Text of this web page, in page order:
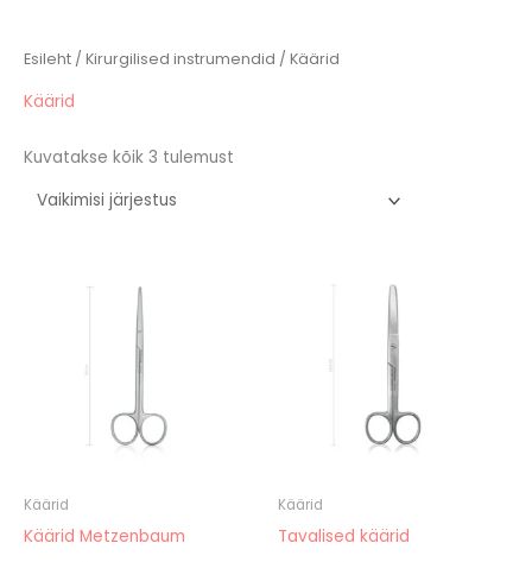
Esileht / Kirurgilised instrumendid / Käärid
Käärid
Kuvatakse kõik 3 tulemust
Käärid
Käärid Metzenbaum
Käärid
Tavalised käärid